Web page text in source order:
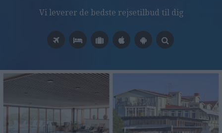
Vi leverer de bedste rejsetilbud til dig